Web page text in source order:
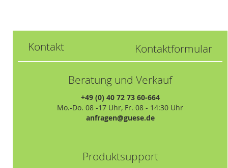
Kontakt Kontaktformular
Beratung und Verkauf
+49 (0) 40 72 73 60-664
Mo.-Do. 08 -17 Uhr, Fr. 08 - 14:30 Uhr
anfragen@guese.de
Produktsupport